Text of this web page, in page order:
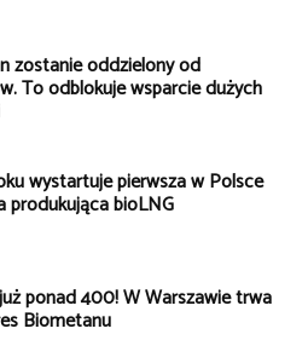
zostanie oddzielony od
To odblokuje wsparcie dużych
wystartuje pierwsza w Polsce
produkująca bioLNG
ponad 400! W Warszawie trwa
Biometanu